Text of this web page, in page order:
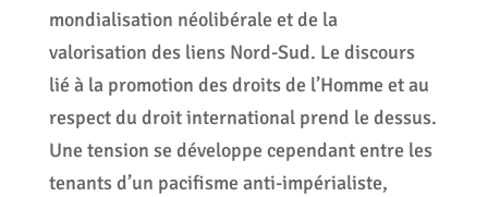
mondialisation néolibérale et de la
valorisation des liens Nord-Sud. Le discours
lié à la promotion des droits de l’Homme et au
respect du droit international prend le dessus.
Une tension se développe cependant entre les
tenants d’un pacifisme anti-impérialiste,